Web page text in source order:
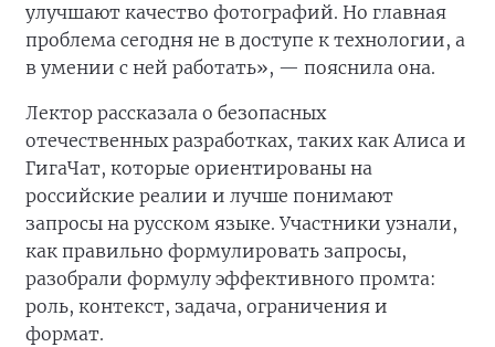
улучшают качество фотографий. Но главная
проблема сегодня не в доступе к технологии, а
в умении с ней работать», — пояснила она.
Лектор рассказала о безопасных
отечественных разработках, таких как Алиса и
ГигаЧат, которые ориентированы на
российские реалии и лучше понимают
запросы на русском языке. Участники узнали,
как правильно формулировать запросы,
разобрали формулу эффективного промта:
роль, контекст, задача, ограничения и
формат.